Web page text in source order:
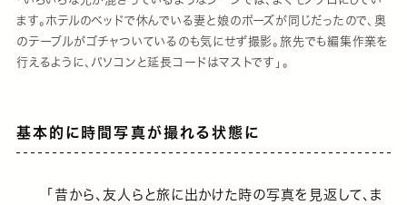
ます。ホテルのベッドで休んでいる妻と娘のポーズが同じだったので、奥
のテーブルがゴチャついているのも気にせず撮影。旅先でも編集作業を
行えるように、パソコンと延長コードはマストです」。
基本的に時間写真が撮れる状態に
「昔から、友人らと旅に出かけた時の写真を見返して、ま